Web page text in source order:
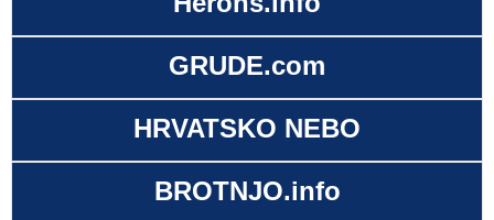
GRUDE.com
HRVATSKO NEBO
BROTNJO.info